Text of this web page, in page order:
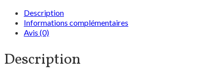
Description
Informations complémentaires
Avis (0)
Description